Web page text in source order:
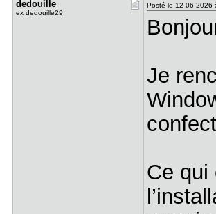
dedouille
ex dedouille29
Posté le 12-06-2026
Je
Ce qui